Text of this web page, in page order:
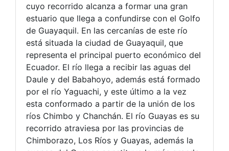
cuyo recorrido alcanza a formar una gran
estuario que llega a confundirse con el Golfo
de Guayaquil. En las cercanías de este río
está situada la ciudad de Guayaquil, que
representa el principal puerto económico del
Ecuador. El río llega a recibir las aguas del
Daule y del Babahoyo, además está formado
por el río Yaguachi, y este último a la vez
esta conformado a partir de la unión de los
ríos Chimbo y Chanchán. El río Guayas es su
recorrido atraviesa por las provincias de
Chimborazo, Los Ríos y Guayas, además la